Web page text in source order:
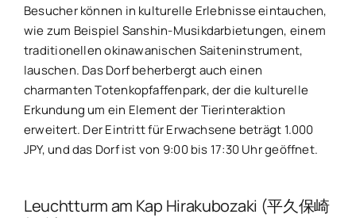
Besucher können in kulturelle Erlebnisse eintauchen,
wie zum Beispiel Sanshin-Musikdarbietungen, einem
traditionellen okinawanischen Saiteninstrument,
lauschen. Das Dorf beherbergt auch einen
charmanten Totenkopfaffenpark, der die kulturelle
Erkundung um ein Element der Tierinteraktion
erweitert. Der Eintritt für Erwachsene beträgt 1.000
JPY, und das Dorf ist von 9:00 bis 17:30 Uhr geöffnet.
Leuchtturm am Kap Hirakubozaki (平久保崎